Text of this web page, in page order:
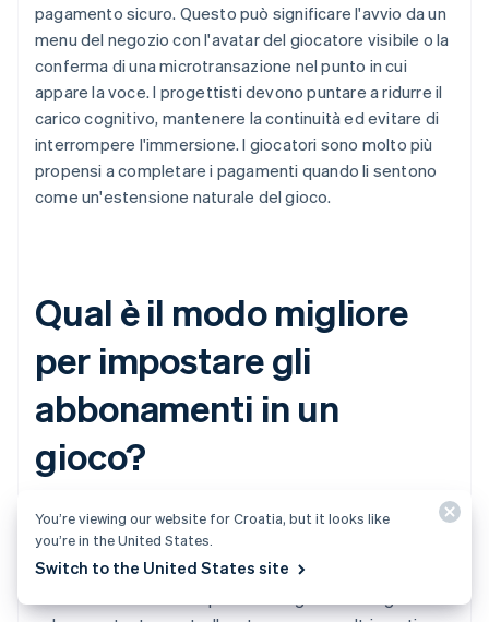
pagamento sicuro. Questo può significare l'avvio da un
menu del negozio con l'avatar del giocatore visibile o la
conferma di una microtransazione nel punto in cui
appare la voce. I progettisti devono puntare a ridurre il
carico cognitivo, mantenere la continuità ed evitare di
interrompere l'immersione. I giocatori sono molto più
propensi a completare i pagamenti quando li sentono
come un'estensione naturale del gioco.
Qual è il modo migliore
per impostare gli
abbonamenti in un
gioco?
Gli abbonamenti possono creare ricavi ricorrenti,
aumentare la fidelizzazione dei giocatori e aprire le
porte a un coinvolgimento più profondo. Tuttavia,
You’re viewing our website for Croatia, but it looks like
you’re in the United States.
Switch to the United States site